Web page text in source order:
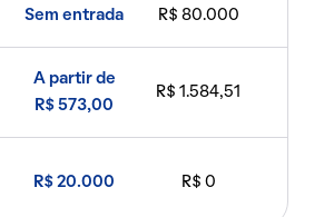
Sem entrada R$ 80.000
A partir de
R$ 573,00
R$ 1.584,51
R$ 20.000 R$ 0